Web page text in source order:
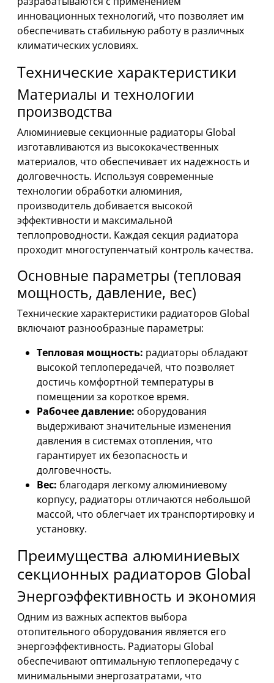
инновационных технологий, что позволяет им
обеспечивать стабильную работу в различных
климатических условиях.
Технические характеристики
Материалы и технологии
производства
Алюминиевые секционные радиаторы Global
изготавливаются из высококачественных
материалов, что обеспечивает их надежность и
долговечность. Используя современные
технологии обработки алюминия,
производитель добивается высокой
эффективности и максимальной
теплопроводности. Каждая секция радиатора
проходит многоступенчатый контроль качества.
Основные параметры (тепловая
мощность, давление, вес)
Технические характеристики радиаторов Global
включают разнообразные параметры:
Тепловая мощность: радиаторы обладают
высокой теплопередачей, что позволяет
достичь комфортной температуры в
помещении за короткое время.
Рабочее давление: оборудования
выдерживают значительные изменения
давления в системах отопления, что
гарантирует их безопасность и
долговечность.
Вес: благодаря легкому алюминиевому
корпусу, радиаторы отличаются небольшой
массой, что облегчает их транспортировку и
установку.
Преимущества алюминиевых
секционных радиаторов Global
Энергоэффективность и экономия
Одним из важных аспектов выбора
отопительного оборудования является его
энергоэффективность. Радиаторы Global
обеспечивают оптимальную теплопередачу с
минимальными энергозатратами, что